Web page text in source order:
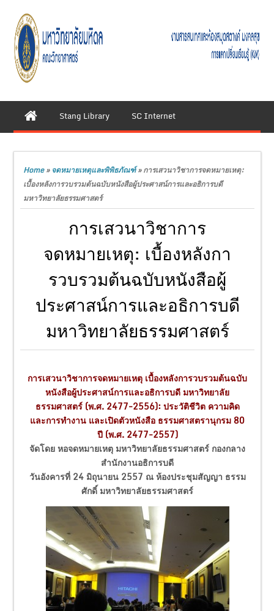
Stang Library SC Internet
Home» จดหมายเหตุและพิพิธภัณฑ์»การเสวนาวิชาการจดหมายเหตุ:
เบื้องหลังการวบรวมต้นฉบับหนังสือผู้ประศาสน์การและอธิการบดี
มหาวิทยาลัยธรรมศาสตร์
การเสวนาวิชาการ
จดหมายเหตุ: เบื้องหลังกา
รวบรวมต้นฉบับหนังสือผู้
ประศาสน์การและอธิการบดี
มหาวิทยาลัยธรรมศาสตร์
การเสวนาวิชาการจดหมายเหตุ เบื้องหลังการวบรวมต้นฉบับ
หนังสือผู้ประศาสน์การและอธิการบดี มหาวิทยาลัย
ธรรมศาสตร์ (พ.ศ. 2477-2556): ประวัติชีวิต ความคิด
และการทำงาน และเปิดตัวหนังสือ ธรรมศาสตรานุกรม 80
ปี (พ.ศ. 2477-2557)
จัดโดย หอจดหมายเหตุ มหาวิทยาลัยธรรมศาสตร์ กองกลาง
สำนักงานอธิการบดี
วันอังคารที่ 24 มิถุนายน 2557 ณ ห้องประชุมสัญญา ธรรม
ศักดิ์ มหาวิทยาลัยธรรมศาสตร์